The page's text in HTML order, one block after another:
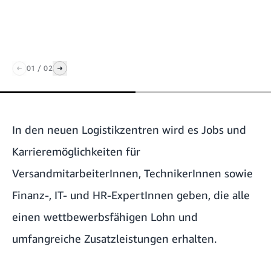
01 / 02
In den neuen Logistikzentren wird es Jobs und
Karrieremöglichkeiten für
VersandmitarbeiterInnen, TechnikerInnen sowie
Finanz-, IT- und HR-ExpertInnen geben, die alle
einen wettbewerbsfähigen Lohn und
umfangreiche Zusatzleistungen erhalten.